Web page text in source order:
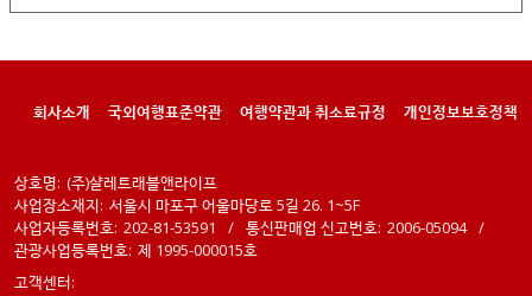
회사소개 국외여행표준약관 여행약관과 취소료규정 개인정보보호정책
상호명: (주)샬레트래블앤라이프
사업장소재지: 서울시 마포구 어울마당로 5길 26. 1~5F
사업자등록번호: 202-81-53591 / 통신판매업 신고번호: 2006-05094 /
관광사업등록번호: 제 1995-000015호
고객센터: